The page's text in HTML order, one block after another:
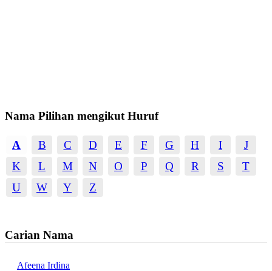
Nama Pilihan mengikut Huruf
A B C D E F G H I
J
K
L M N O P Q R S
T
U
W Y Z
Carian Nama
Afeena Irdina